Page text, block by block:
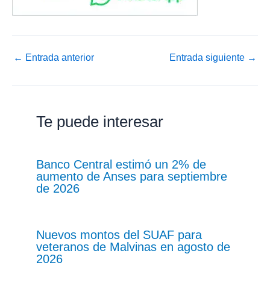
← Entrada anterior Entrada siguiente →
Te puede interesar
Banco Central estimó un 2% de
aumento de Anses para septiembre
de 2026
Nuevos montos del SUAF para
veteranos de Malvinas en agosto de
2026